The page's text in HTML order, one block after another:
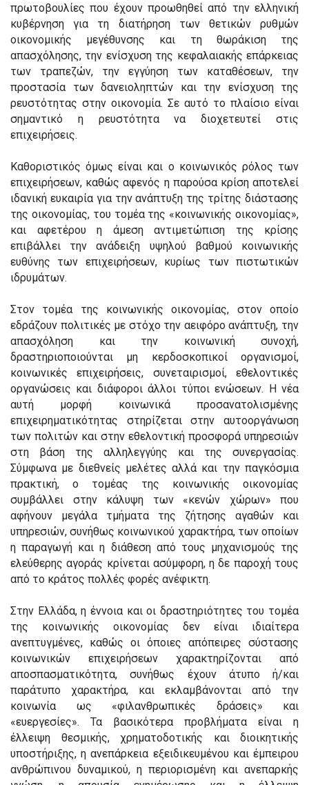
πρωτοβουλίες που έχουν προωθηθεί από την ελληνική
κυβέρνηση για τη διατήρηση των θετικών ρυθμών
οικονομικής μεγέθυνσης και τη θωράκιση της
απασχόλησης, την ενίσχυση της κεφαλαιακής επάρκειας
των τραπεζών, την εγγύηση των καταθέσεων, την
προστασία των δανειοληπτών και την ενίσχυση της
ρευστότητας στην οικονομία. Σε αυτό το πλαίσιο είναι
σημαντικό η ρευστότητα να διοχετευτεί στις
επιχειρήσεις.
Καθοριστικός όμως είναι και ο κοινωνικός ρόλος των
επιχειρήσεων, καθώς αφενός η παρούσα κρίση αποτελεί
ιδανική ευκαιρία για την ανάπτυξη της τρίτης διάστασης
της οικονομίας, του τομέα της «κοινωνικής οικονομίας»,
και αφετέρου η άμεση αντιμετώπιση της κρίσης
επιβάλλει την ανάδειξη υψηλού βαθμού κοινωνικής
ευθύνης των επιχειρήσεων, κυρίως των πιστωτικών
ιδρυμάτων.
Στον τομέα της κοινωνικής οικονομίας, στον οποίο
εδράζουν πολιτικές με στόχο την αειφόρο ανάπτυξη, την
απασχόληση και την κοινωνική συνοχή,
δραστηριοποιούνται μη κερδοσκοπικοί οργανισμοί,
κοινωνικές επιχειρήσεις, συνεταιρισμοί, εθελοντικές
οργανώσεις και διάφοροι άλλοι τύποι ενώσεων. Η νέα
αυτή μορφή κοινωνικά προσανατολισμένης
επιχειρηματικότητας στηρίζεται στην αυτοοργάνωση
των πολιτών και στην εθελοντική προσφορά υπηρεσιών
στη βάση της αλληλεγγύης και της συνεργασίας.
Σύμφωνα με διεθνείς μελέτες αλλά και την παγκόσμια
πρακτική, ο τομέας της κοινωνικής οικονομίας
συμβάλλει στην κάλυψη των «κενών χώρων» που
αφήνουν μεγάλα τμήματα της ζήτησης αγαθών και
υπηρεσιών, συνήθως κοινωνικού χαρακτήρα, των οποίων
η παραγωγή και η διάθεση από τους μηχανισμούς της
ελεύθερης αγοράς κρίνεται ασύμφορη, η δε παροχή τους
από το κράτος πολλές φορές ανέφικτη.
Στην Ελλάδα, η έννοια και οι δραστηριότητες του τομέα
της κοινωνικής οικονομίας δεν είναι ιδιαίτερα
ανεπτυγμένες, καθώς οι όποιες απόπειρες σύστασης
κοινωνικών επιχειρήσεων χαρακτηρίζονται από
αποσπασματικότητα, συνήθως έχουν άτυπο ή/και
παράτυπο χαρακτήρα, και εκλαμβάνονται από την
κοινωνία ως «φιλανθρωπικές δράσεις» και
«ευεργεσίες». Τα βασικότερα προβλήματα είναι η
έλλειψη θεσμικής, χρηματοδοτικής και διοικητικής
υποστήριξης, η ανεπάρκεια εξειδικευμένου και έμπειρου
ανθρώπινου δυναμικού, η περιορισμένη και ανεπαρκής